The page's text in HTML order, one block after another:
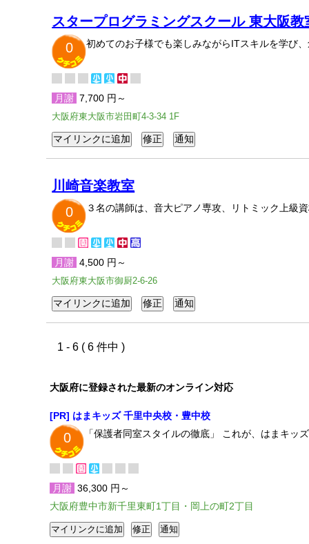
スタープログラミングスクール 東大阪教
0
初めてのお子様でも楽しみながらITスキルを学び
月謝 7,700 円～
大阪府東大阪市岩田町4-3-34 1F
川崎音楽教室
0
３名の講師は、音大ピアノ専攻、リトミック上級
月謝 4,500 円～
大阪府東大阪市御厨2-6-26
1 - 6 ( 6 件中 )
大阪府に登録された最新のオンライン対応
[PR] はまキッズ 千里中央校・豊中校
0 「保護者同室スタイルの徹底」 これが、はまキ
月謝 36,300 円～
大阪府豊中市新千里東町1丁目・岡上の町2丁目